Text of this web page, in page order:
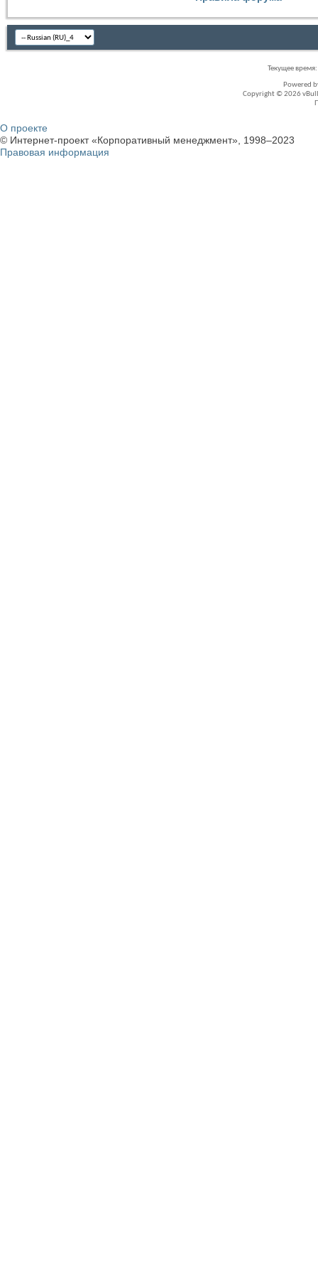
Текущее время:
Powered
Copyright © 2026
О проекте
© Интернет-проект «Корпоративный менеджмент», 1998–2023
Правовая информация